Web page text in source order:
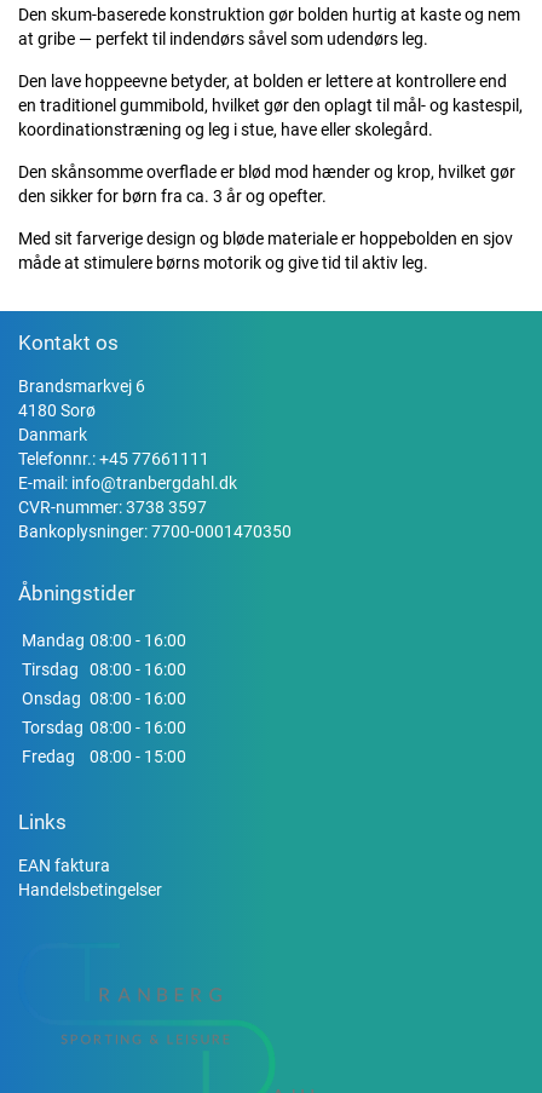
Den skum-baserede konstruktion gør bolden hurtig at kaste og nem
at gribe — perfekt til indendørs såvel som udendørs leg.
Den lave hoppeevne betyder, at bolden er lettere at kontrollere end
en traditionel gummibold, hvilket gør den oplagt til mål- og kastespil,
koordinationstræning og leg i stue, have eller skolegård.
Den skånsomme overflade er blød mod hænder og krop, hvilket gør
den sikker for børn fra ca. 3 år og opefter.
Med sit farverige design og bløde materiale er hoppebolden en sjov
måde at stimulere børns motorik og give tid til aktiv leg.
Kontakt os
Brandsmarkvej 6
4180 Sorø
Danmark
Telefonnr.:+45 77661111
E-mail: info@tranbergdahl.dk
CVR-nummer: 3738 3597
Bankoplysninger: 7700-0001470350
Åbningstider
Mandag 08:00 - 16:00
Tirsdag
08:00 - 16:00
Onsdag 08:00 - 16:00
Torsdag 08:00 - 16:00
Fredag
08:00 - 15:00
Links
EAN faktura
Handelsbetingelser